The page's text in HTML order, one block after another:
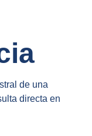
de una
directa en